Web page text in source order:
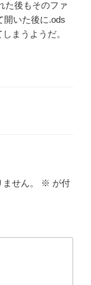
た後もそのファ
開いた後に.ods
まうようだ。
せん。 ※ が付